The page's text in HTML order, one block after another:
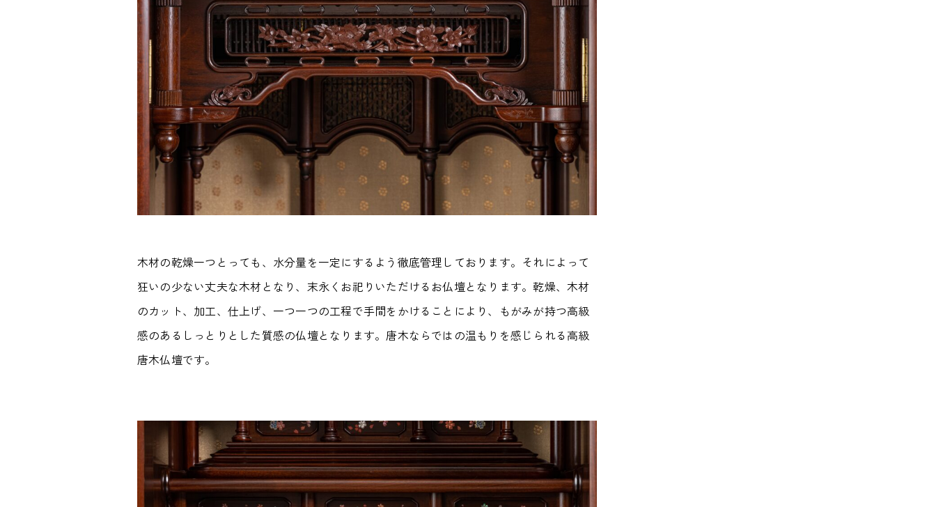
木材の乾燥一つとっても、水分量を一定にするよう徹底管理しております。それによって
狂いの少ない丈夫な木材となり、末永くお祀りいただけるお仏壇となります。乾燥、木材
のカット、加工、仕上げ、一つ一つの工程で手間をかけることにより、もがみが持つ高級
感のあるしっとりとした質感の仏壇となります。唐木ならではの温もりを感じられる高級
唐木仏壇です。